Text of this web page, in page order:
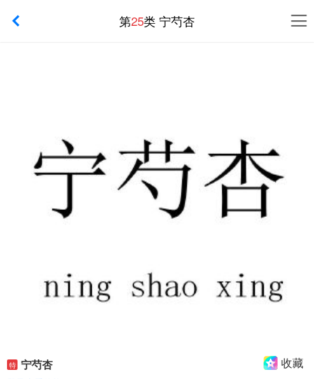
第25类 宁芍杏
特 宁芍杏 收藏